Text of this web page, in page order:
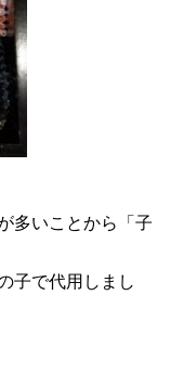
多いことから「子
子で代用しまし